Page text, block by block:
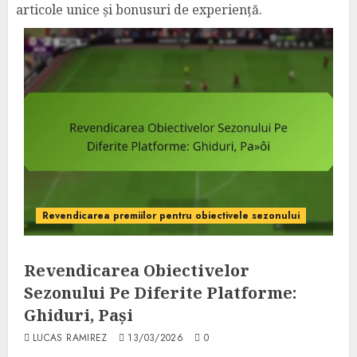
articole unice și bonusuri de experiență.
Revendicarea premiilor pentru obiectivele sezonului
Revendicarea Obiectivelor
Sezonului Pe Diferite Platforme:
Ghiduri, Pași
LUCAS RAMIREZ 13/03/2026 0